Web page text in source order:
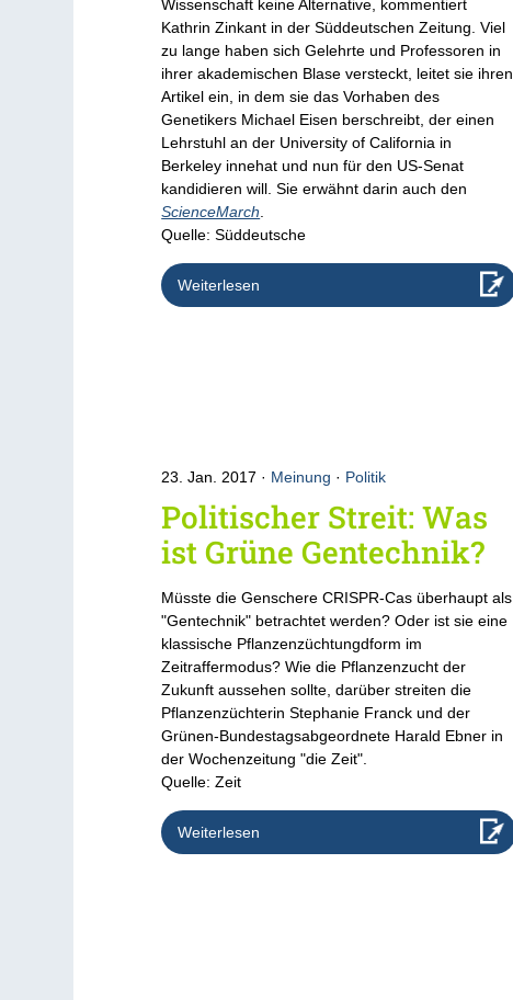
Wissenschaft keine Alternative, kommentiert
Kathrin Zinkant in der Süddeutschen Zeitung. Viel
zu lange haben sich Gelehrte und Professoren in
ihrer akademischen Blase versteckt, leitet sie ihren
Artikel ein, in dem sie das Vorhaben des
Genetikers Michael Eisen berschreibt, der einen
Lehrstuhl an der University of California in
Berkeley innehat und nun für den US-Senat
kandidieren will. Sie erwähnt darin auch den
ScienceMarch.
Quelle: Süddeutsche
Weiterlesen
23. Jan. 2017 Meinung · Politik
Politischer Streit: Was
ist Grüne Gentechnik?
Müsste die Genschere CRISPR-Cas überhaupt als
"Gentechnik" betrachtet werden? Oder ist sie eine
klassische Pflanzenzüchtungdform im
Zeitraffermodus? Wie die Pflanzenzucht der
Zukunft aussehen sollte, darüber streiten die
Pflanzenzüchterin Stephanie Franck und der
Grünen-Bundestagsabgeordnete Harald Ebner in
der Wochenzeitung "die Zeit".
Quelle: Zeit
Weiterlesen